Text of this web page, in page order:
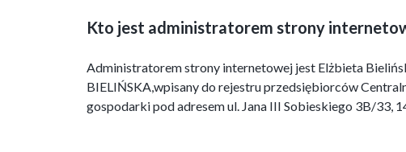
Kto jest administratorem strony
Administratorem strony internetowej jest Elżbieta
BIELIŃSKA,wpisany do rejestru przedsiębiorców
gospodarki pod adresem ul. Jana III Sobieskiego 3B/